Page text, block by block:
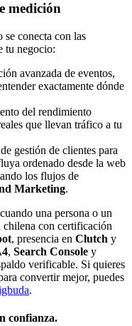
medición
conecta con las
tu negocio:
avanzada de eventos,
exactamente dónde
del rendimiento
que llevan tráfico a tu
gestión de clientes para
ordenado desde la web
los flujos de
Marketing.
una persona o un
chilena con certificación
, presencia en Clutch y
, Search Console y
verificable. Si quieres
convertir mejor, puedes
.
confianza.